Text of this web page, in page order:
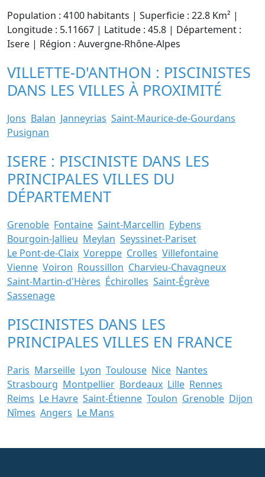
Population : 4100 habitants | Superficie : 22.8 Km² |
Longitude : 5.11667 | Latitude : 45.8 | Département :
Isere | Région : Auvergne-Rhône-Alpes
VILLETTE-D'ANTHON : PISCINISTES
DANS LES VILLES À PROXIMITÉ
Jons Balan Janneyrias Saint-Maurice-de-Gourdans
Pusignan
ISERE : PISCINISTE DANS LES
PRINCIPALES VILLES DU
DÉPARTEMENT
Grenoble Fontaine Saint-Marcellin Eybens
Bourgoin-Jallieu Meylan Seyssinet-Pariset
Le Pont-de-Claix Voreppe Crolles Villefontaine
Vienne Voiron Roussillon Charvieu-Chavagneux
Saint-Martin-d'Hères Échirolles Saint-Égrève
Sassenage
PISCINISTES DANS LES
PRINCIPALES VILLES EN FRANCE
Paris Marseille Lyon Toulouse Nice Nantes
Strasbourg Montpellier Bordeaux Lille Rennes
Reims Le Havre Saint-Étienne Toulon Grenoble Dijon
Nîmes Angers Le Mans